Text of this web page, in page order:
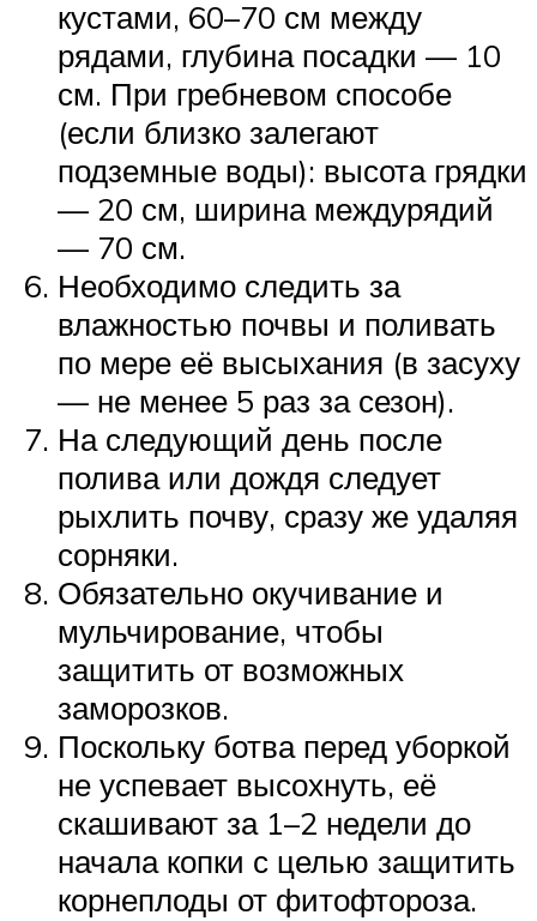
кустами, 60–70 см между
рядами, глубина посадки — 10
см. При гребневом способе
(если близко залегают
подземные воды): высота грядки
— 20 см, ширина междурядий
— 70 см.
Необходимо следить за
влажностью почвы и поливать
по мере её высыхания (в засуху
— не менее 5 раз за сезон).
На следующий день после
полива или дождя следует
рыхлить почву, сразу же удаляя
сорняки.
Обязательно окучивание и
мульчирование, чтобы
защитить от возможных
заморозков.
Поскольку ботва перед уборкой
не успевает высохнуть, её
скашивают за 1–2 недели до
начала копки с целью защитить
корнеплоды от фитофтороза.